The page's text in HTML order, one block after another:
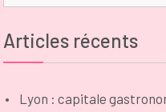
Articles récents
Lyon : capitale